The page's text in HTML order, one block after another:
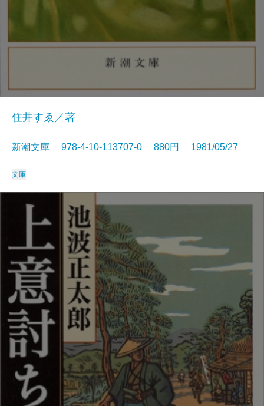
住井すゑ／著
新潮文庫 978-4-10-113707-0 880円 1981/05/27
文庫